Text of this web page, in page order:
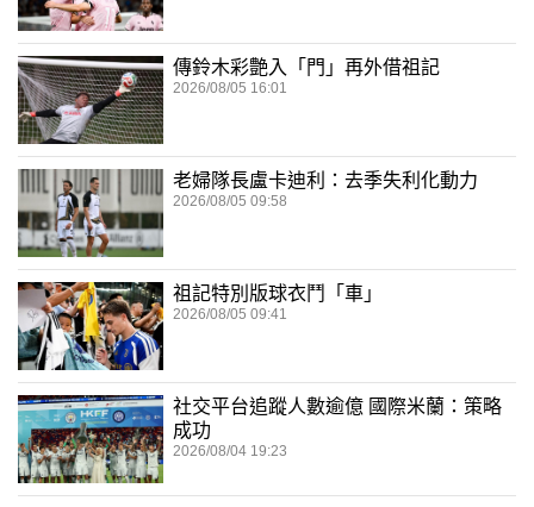
傳鈴木彩艶入「門」再外借祖記
2026/08/05 16:01
老婦隊長盧卡迪利：去季失利化動力
2026/08/05 09:58
祖記特別版球衣鬥「車」
2026/08/05 09:41
社交平台追蹤人數逾億 國際米蘭：策略
成功
2026/08/04 19:23